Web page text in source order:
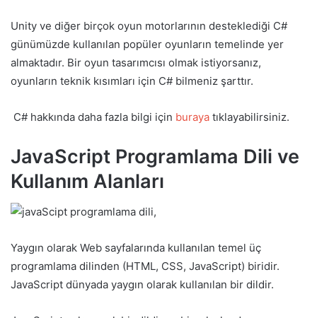
Unity ve diğer birçok oyun motorlarının desteklediği C#
günümüzde kullanılan popüler oyunların temelinde yer
almaktadır. Bir oyun tasarımcısı olmak istiyorsanız,
oyunların teknik kısımları için C# bilmeniz şarttır.
C# hakkında daha fazla bilgi için buraya tıklayabilirsiniz.
JavaScript Programlama Dili ve
Kullanım Alanları
Yaygın olarak Web sayfalarında kullanılan temel üç
programlama dilinden (HTML, CSS, JavaScript) biridir.
JavaScript dünyada yaygın olarak kullanılan bir dildir.